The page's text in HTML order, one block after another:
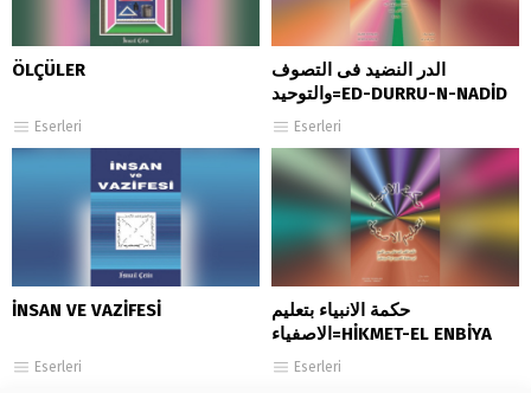
ÖLÇÜLER
Eserleri
الدر النضيد فى التصوف
والتوحيد=ED-DURRU-N-NADİD
Eserleri
İNSAN VE VAZİFESİ
Eserleri
حكمة الانبياء بتعليم
الاصفياء=HİKMET-EL ENBİYA
Eserleri